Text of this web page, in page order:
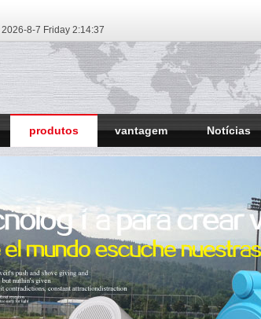
2026-8-7 Friday 2:14:37
produtos vantagem Notícias